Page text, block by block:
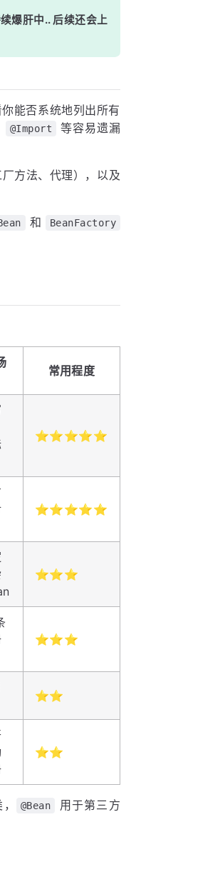
爆肝中.. 后续还会上
能否系统地列出所有
@Import
等容易遗漏
方法、代理），以及
和 BeanFactory
常用程度
⭐⭐⭐⭐⭐
⭐⭐⭐⭐⭐
⭐⭐⭐
⭐⭐⭐
⭐⭐
⭐⭐
@Bean
用于第三方